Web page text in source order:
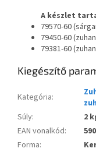
A készlet
79570-60
79450-60
79381-60
Kiegészítő
Kategória:
Súly:
2
EAN vonalkód:
Forma: